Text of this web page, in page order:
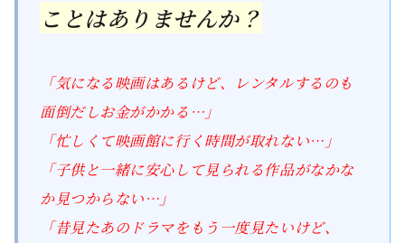
ことはありませんか？
「気になる映画はあるけど、レンタルするのも
面倒だしお金がかかる…」
「忙しくて映画館に行く時間が取れない…」
「子供と一緒に安心して見られる作品がなかな
か見つからない…」
「昔見たあのドラマをもう一度見たいけど、